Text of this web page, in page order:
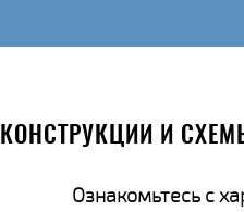
КОНСТРУКЦИИ И
Ознакомьтесь с